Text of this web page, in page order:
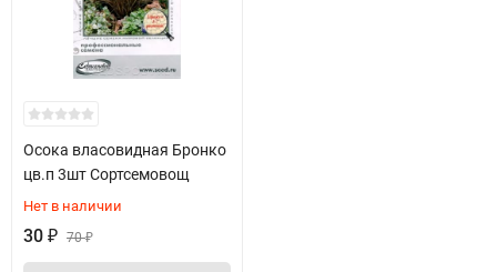
Осока власовидная Бронко
цв.п 3шт Сортсемовощ
Нет в наличии
30 ₽ 70₽